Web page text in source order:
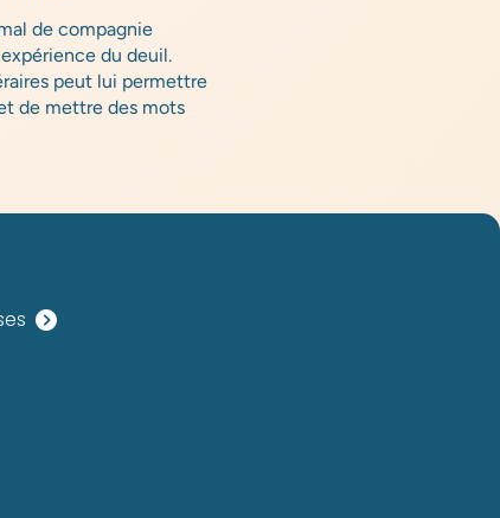
de compagnie
du deuil.
peut lui permettre
de mettre des mots